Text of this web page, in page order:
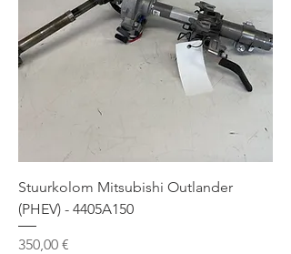
Stuurkolom Mitsubishi Outlander
(PHEV) - 4405A150
Preis
350,00 €